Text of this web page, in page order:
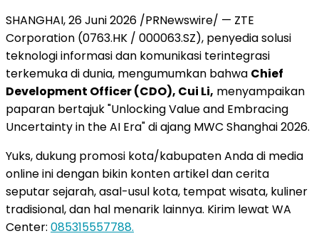
SHANGHAI, 26 Juni 2026 /PRNewswire/ — ZTE
Corporation (0763.HK / 000063.SZ), penyedia solusi
teknologi informasi dan komunikasi terintegrasi
terkemuka di dunia, mengumumkan bahwa Chief
Development Officer (CDO), Cui Li, menyampaikan
paparan bertajuk "Unlocking Value and Embracing
Uncertainty in the AI Era" di ajang MWC Shanghai 2026.
Yuks, dukung promosi kota/kabupaten Anda di media
online ini dengan bikin konten artikel dan cerita
seputar sejarah, asal-usul kota, tempat wisata, kuliner
tradisional, dan hal menarik lainnya. Kirim lewat WA
Center: 085315557788.